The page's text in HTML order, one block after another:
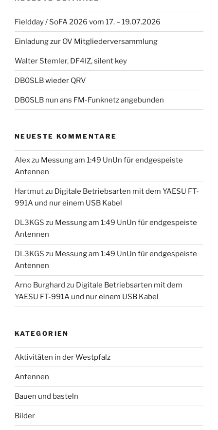
Fieldday / SoFA 2026 vom 17. – 19.07.2026
Einladung zur OV Mitgliederversammlung
Walter Stemler, DF4IZ, silent key
DB0SLB wieder QRV
DB0SLB nun ans FM-Funknetz angebunden
NEUESTE KOMMENTARE
Alexzu Messung am 1:49 UnUn für endgespeiste
Antennen
Hartmutzu Digitale Betriebsarten mit dem YAESU FT-
991A und nur einem USB Kabel
DL3KGS zu Messung am 1:49 UnUn für endgespeiste
Antennen
DL3KGS zu Messung am 1:49 UnUn für endgespeiste
Antennen
Arno Burghard zu Digitale Betriebsarten mit dem
YAESU FT-991A und nur einem USB Kabel
KATEGORIEN
Aktivitäten in der Westpfalz
Antennen
Bauen und basteln
Bilder